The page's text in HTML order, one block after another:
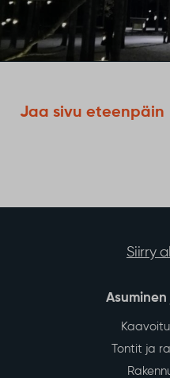
Jaa sivu eteenpäin
Siirry
Tontit ja